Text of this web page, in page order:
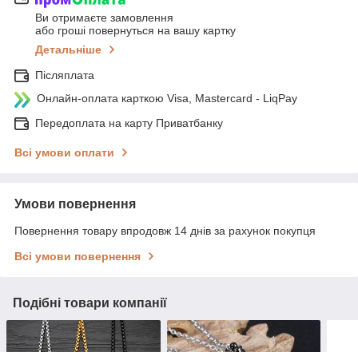
Ви отримаєте замовлення
або гроші повернуться на вашу картку
Детальніше
Післяплата
Онлайн-оплата карткою Visa, Mastercard - LiqPay
Передоплата на карту Приватбанку
Всі умови оплати
Умови повернення
Повернення товару впродовж 14 днів за рахунок покупця
Всі умови повернення
Подібні товари компанії